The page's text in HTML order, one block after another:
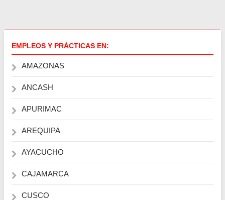
EMPLEOS Y PRÁCTICAS EN:
AMAZONAS
ANCASH
APURIMAC
AREQUIPA
AYACUCHO
CAJAMARCA
CUSCO